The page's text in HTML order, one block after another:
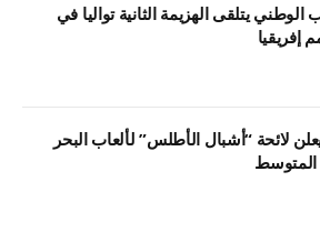
الوطني يتلقى الهزيمة الثانية تواليا في
إفريقيا
لائحة “أشبال الأطلس” لألعاب البحر
المتوسط